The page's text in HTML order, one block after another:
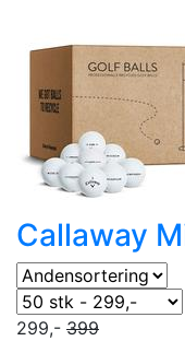
Callaway
299,- 399